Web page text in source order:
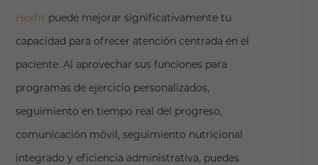
Hexfit puede mejorar significativamente tu
capacidad para ofrecer atención centrada en el
paciente. Al aprovechar sus funciones para
programas de ejercicio personalizados,
seguimiento en tiempo real del progreso,
comunicación móvil, seguimiento nutricional
integrado y eficiencia administrativa, puedes